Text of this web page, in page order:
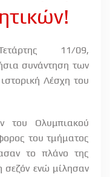
11/09,
συνάντηση των
Λέσχη του
του Ολυμπιακού
του τμήματος
το πλάνο της
σεζόν ενώ μίλησαν